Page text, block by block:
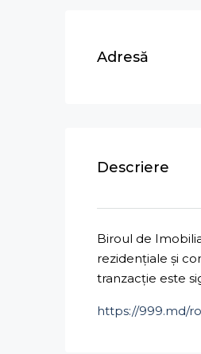
Adresă
Descriere
Biroul de
rezidențiale și
tranzacție este
https://999.md/